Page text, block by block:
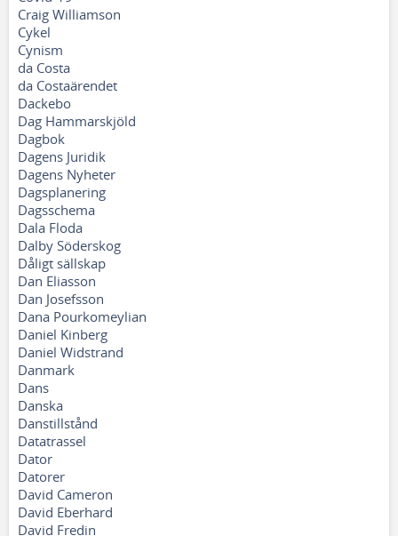
Craig Williamson
Cykel
Cynism
da Costa
da Costaärendet
Dackebo
Dag Hammarskjöld
Dagbok
Dagens Juridik
Dagens Nyheter
Dagsplanering
Dagsschema
Dala Floda
Dalby Söderskog
Dåligt sällskap
Dan Eliasson
Dan Josefsson
Dana Pourkomeylian
Daniel Kinberg
Daniel Widstrand
Danmark
Dans
Danska
Danstillstånd
Datatrassel
Dator
Datorer
David Cameron
David Eberhard
David Fredin